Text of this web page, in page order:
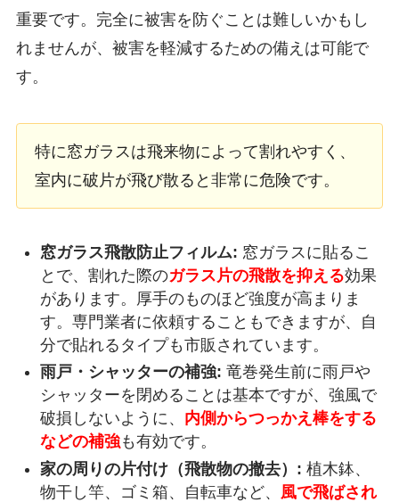
重要です。完全に被害を防ぐことは難しいかもし
れませんが、被害を軽減するための備えは可能で
す。
特に窓ガラスは飛来物によって割れやすく、
室内に破片が飛び散ると非常に危険です。
窓ガラス飛散防止フィルム: 窓ガラスに貼るこ
とで、割れた際のガラス片の飛散を抑える効果
があります。厚手のものほど強度が高まりま
す。専門業者に依頼することもできますが、自
分で貼れるタイプも市販されています。
雨戸・シャッターの補強: 竜巻発生前に雨戸や
シャッターを閉めることは基本ですが、強風で
破損しないように、 内側からつっかえ棒をする
などの補強も有効です。
家の周りの片付け（飛散物の撤去）: 植木鉢、
物干し竿、ゴミ箱、自転車など、
風で飛ばされ